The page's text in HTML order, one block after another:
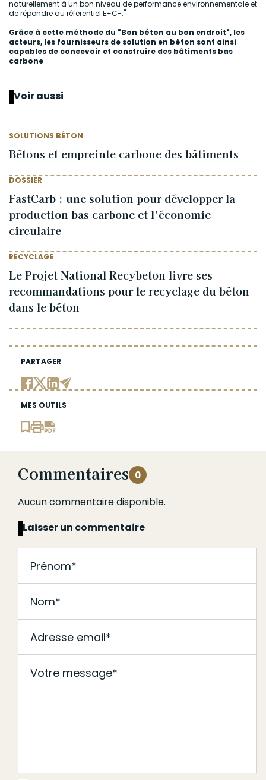
PARTAGER
MES OUTILS
naturellement à un bon niveau de performance environnementale et
de répondre au référentiel E+C-."
Grâce à cette méthode du "Bon béton au bon endroit", les
acteurs, les fournisseurs de solution en béton sont ainsi
capables de concevoir et construire des bâtiments bas
carbone
Voir aussi
SOLUTIONS BÉTON
Bétons et empreinte carbone des bâtiments
DOSSIER
FastCarb : une solution pour développer la
production bas carbone et l’économie
circulaire
RECYCLAGE
Le Projet National Recybeton livre ses
recommandations pour le recyclage du béton
dans le béton
Commentaires 0
Aucun commentaire disponible.
Laisser un commentaire